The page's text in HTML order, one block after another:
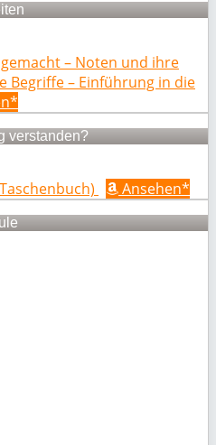
– Noten und ihre
Begriffe – Einführung in die
verstanden?
Ansehen*